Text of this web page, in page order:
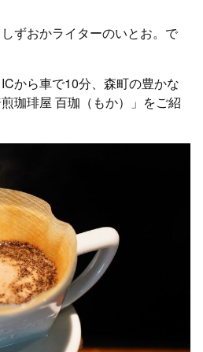
ずおかライターのいとお。で
から車で10分、森町の豊かな
珈琲屋 百珈（もか）」をご紹